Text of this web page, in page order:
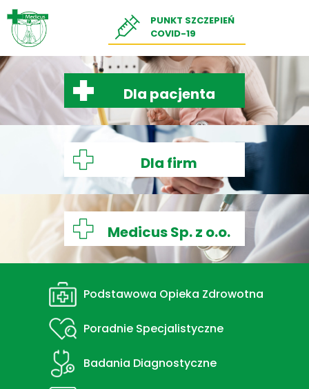
PUNKT SZCZEPIEŃ
COVID-19
Dla pacjenta
Dla firm
MedicusSp. z o.o.
Podstawowa Opieka Zdrowotna
Poradnie Specjalistyczne
Badania Diagnostyczne